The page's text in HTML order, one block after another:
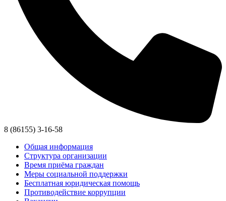
8 (86155) 3-16-58
Общая информация
Структура организации
Время приёма граждан
Меры социальной поддержки
Бесплатная юридическая помощь
Противодействие коррупции